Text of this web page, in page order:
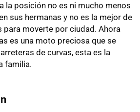
la posición no es ni mucho menos
sus hermanas y no es la mejor de
para moverte por ciudad. Ahora
es una moto preciosa que se
de curvas, esta es la
familia.